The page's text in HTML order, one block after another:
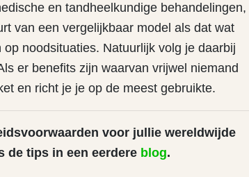
en tandheelkundige behandelingen,
van een vergelijkbaar model als dat wat
noodsituaties. Natuurlijk volg je daarbij
er benefits zijn waarvan vrijwel niemand
en richt je je op de meest gebruikte.
voor jullie wereldwijde
de tips in een eerdere blog.